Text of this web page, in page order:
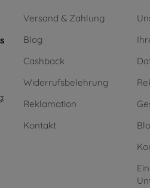
Versand & Zahlung
Blog
Cashback
Widerrufsbelehrung
Reklamation
Kontakt